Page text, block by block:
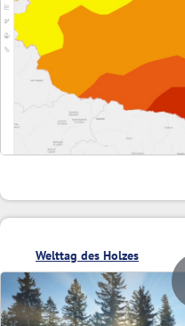
Welttag des Holzes